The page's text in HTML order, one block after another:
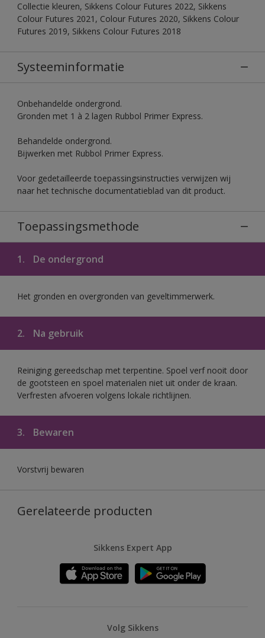
Collectie kleuren, Sikkens Colour Futures 2022, Sikkens
Colour Futures 2021, Colour Futures 2020, Sikkens Colour
Futures 2019, Sikkens Colour Futures 2018
Systeeminformatie
Onbehandelde ondergrond.
Gronden met 1 à 2 lagen Rubbol Primer Express.
Behandelde ondergrond.
Bijwerken met Rubbol Primer Express.
Voor gedetailleerde toepassingsinstructies verwijzen wij
naar het technische documentatieblad van dit product.
Toepassingsmethode
1. De ondergrond
Het gronden en overgronden van geveltimmerwerk.
2. Na gebruik
Reiniging gereedschap met terpentine. Spoel verf nooit door
de gootsteen en spoel materialen niet uit onder de kraan.
Verfresten afvoeren volgens lokale richtlijnen.
3. Bewaren
Vorstvrij bewaren
Gerelateerde producten
Sikkens Expert App
Volg Sikkens